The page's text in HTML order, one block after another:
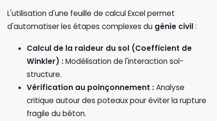
L'utilisation d'une feuille de calcul Excel permet
d'automatiser les étapes complexes du génie civil:
Calcul de la raideur du sol (Coefficient de
Winkler) :Modélisation de l'interaction sol-
structure.
Vérification au poinçonnement :Analyse
critique autour des poteaux pour éviter la rupture
fragile du béton.